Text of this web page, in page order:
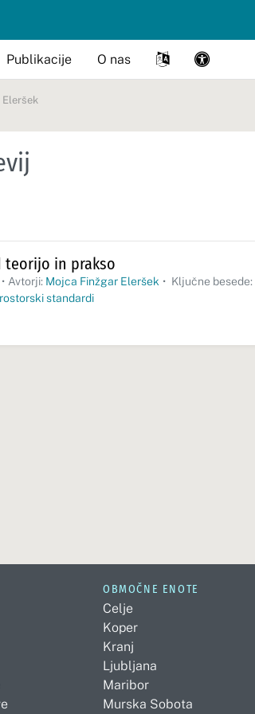
Publikacije O nas
Eleršek
teorijo in prakso
• Avtorji: Mojca Finžgar Eleršek • Ključne besede:
standardi
OBMOČNE ENOTE
Celje
Koper
Kranj
Ljubljana
Maribor
Murska Sobota